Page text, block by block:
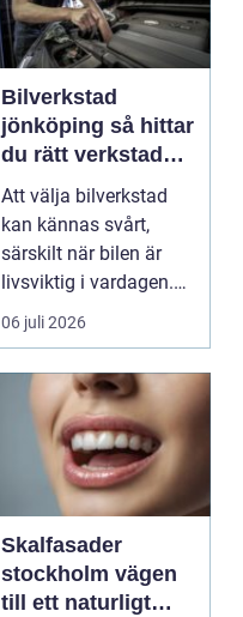
Bilverkstad
jönköping så hittar
du rätt verkstad
för din bil
Att välja bilverkstad
kan kännas svårt,
särskilt när bilen är
livsviktig i vardagen.
För många biläg...
06 juli 2026
Skalfasader
stockholm vägen
till ett naturligt